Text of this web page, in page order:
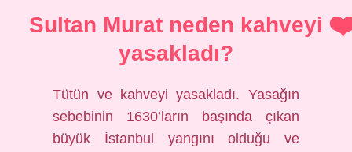
Sultan Murat neden kahveyi
yasakladı?
Tütün ve kahveyi yasakladı. Yasağın
sebebinin 1630’ların başında çıkan
büyük İstanbul yangını olduğu ve